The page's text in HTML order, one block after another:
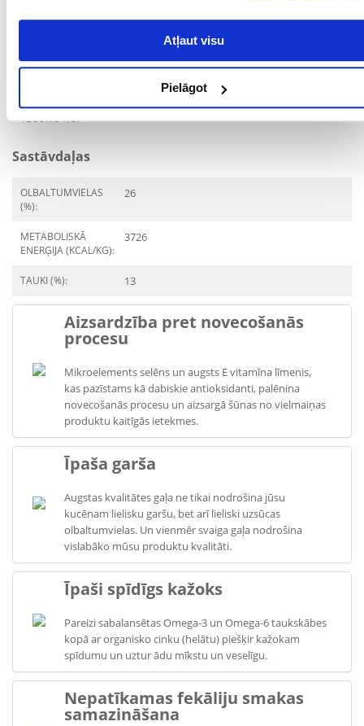
Atļaut visu
Pielāgot
DZĪVES POSMS: Jaunākais
MĀJDZĪVNIEKA
VECUMS NO:
4 nedēļu
Sastāvdaļas
OLBALTUMVIELAS
(%):
26
METABOLISKĀ
ENERĢIJA (KCAL/KG):
3726
TAUKI (%): 13
Aizsardzība pret novecošanās
procesu
Mikroelements selēns un augsts E vitamīna līmenis,
kas pazīstams kā dabiskie antioksidanti, palēnina
novecošanās procesu un aizsargā šūnas no vielmaiņas
produktu kaitīgās ietekmes.
Īpaša garša
Augstas kvalitātes gaļa ne tikai nodrošina jūsu
kucēnam lielisku garšu, bet arī lieliski uzsūcas
olbaltumvielas. Un vienmēr svaiga gaļa nodrošina
vislabāko mūsu produktu kvalitāti.
Īpaši spīdīgs kažoks
Pareizi sabalansētas Omega-3 un Omega-6 taukskābes
kopā ar organisko cinku (helātu) piešķir kažokam
spīdumu un uztur ādu mīkstu un veselīgu.
Nepatīkamas fekāliju smakas
samazināšana